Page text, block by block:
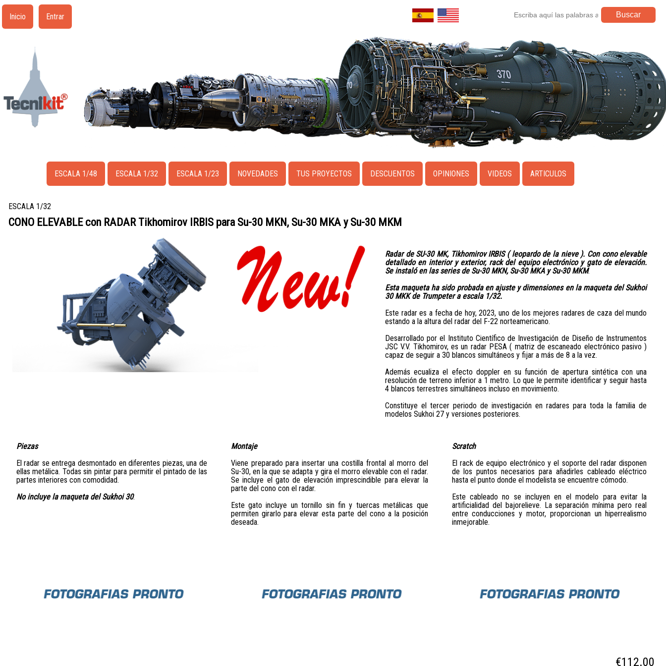
Inicio Entrar
ESCALA 1/48 ESCALA 1/32 ESCALA 1/23 NOVEDADES TUS PROYECTOS DESCUENTOS OPINIONES VIDEOS ARTICULOS
ESCALA 1/32
CONO ELEVABLE con RADAR Tikhomirov IRBIS para Su-30 MKN, Su-30 MKA y Su-30 MKM
Radar de SU-30 MK, Tikhomirov IRBIS ( leopardo de la nieve ). Con cono elevable
detallado en interior y exterior, rack del equipo electrónico y gato de elevación.
Se instaló en las series de Su-30 MKN, Su-30 MKA y Su-30 MKM.
Esta maqueta ha sido probada en ajuste y dimensiones en la maqueta del Sukhoi
30 MKK de Trumpeter a escala 1/32.
Este radar es a fecha de hoy, 2023, uno de los mejores radares de caza del mundo
estando a la altura del radar del F-22 norteamericano.
Desarrollado por el Instituto Científico de Investigación de Diseño de Instrumentos
JSC V.V. Tikhomirov, es un radar PESA ( matriz de escaneado electrónico pasivo )
capaz de seguir a 30 blancos simultáneos y fijar a más de 8 a la vez.
Además ecualiza el efecto doppler en su función de apertura sintética con una
resolución de terreno inferior a 1 metro. Lo que le permite identificar y seguir hasta
4 blancos terrestres simultáneos incluso en movimiento.
Constituye el tercer periodo de investigación en radares para toda la familia de
modelos Sukhoi 27 y versiones posteriores.
Piezas
El radar se entrega desmontado en diferentes piezas, una de
ellas metálica. Todas sin pintar para permitir el pintado de las
partes interiores con comodidad.
No incluye la maqueta del Sukhoi 30.
Montaje
Viene preparado para insertar una costilla frontal al morro del
Su-30, en la que se adapta y gira el morro elevable con el radar.
Se incluye el gato de elevación imprescindible para elevar la
parte del cono con el radar.
Este gato incluye un tornillo sin fin y tuercas metálicas que
permiten girarlo para elevar esta parte del cono a la posición
deseada.
Scratch
El rack de equipo electrónico y el soporte del radar disponen
de los puntos necesarios para añadirles cableado eléctrico
hasta el punto donde el modelista se encuentre cómodo.
Este cableado no se incluyen en el modelo para evitar la
artificialidad del bajorelieve. La separación mínima pero real
entre conducciones y motor, proporcionan un hiperrealismo
inmejorable.
€112.00